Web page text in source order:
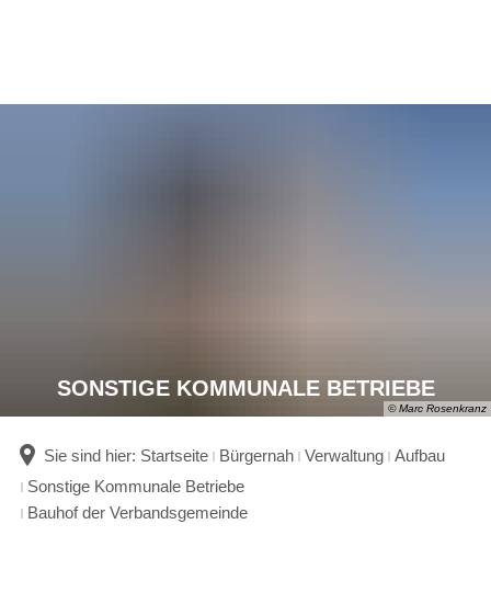
© Marc Rosenkranz
SONSTIGE KOMMUNALE BETRIEBE
Sie sind hier: Startseite Bürgernah Verwaltung Aufbau
Sonstige Kommunale Betriebe
Bauhof der Verbandsgemeinde